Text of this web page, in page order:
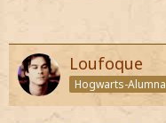
Loufoque
Hogwarts-Alumna